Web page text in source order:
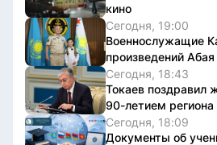
кино
Сегодня, 19:00
Военнослужащие
произведений Абая
Сегодня, 18:43
Токаев поздравил
90-летием региона
Сегодня, 18:09
Документы об